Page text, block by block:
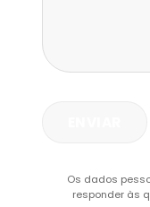
Os dados
responder às